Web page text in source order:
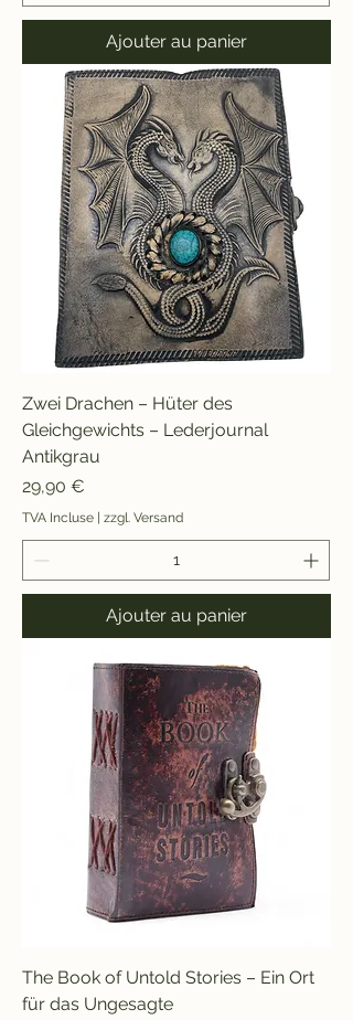
Ajouter au panier
Zwei Drachen – Hüter des
Gleichgewichts – Lederjournal
Antikgrau
Prix
29,90 €
TVA Incluse | zzgl. Versand
Ajouter au panier
The Book of Untold Stories – Ein Ort
für das Ungesagte